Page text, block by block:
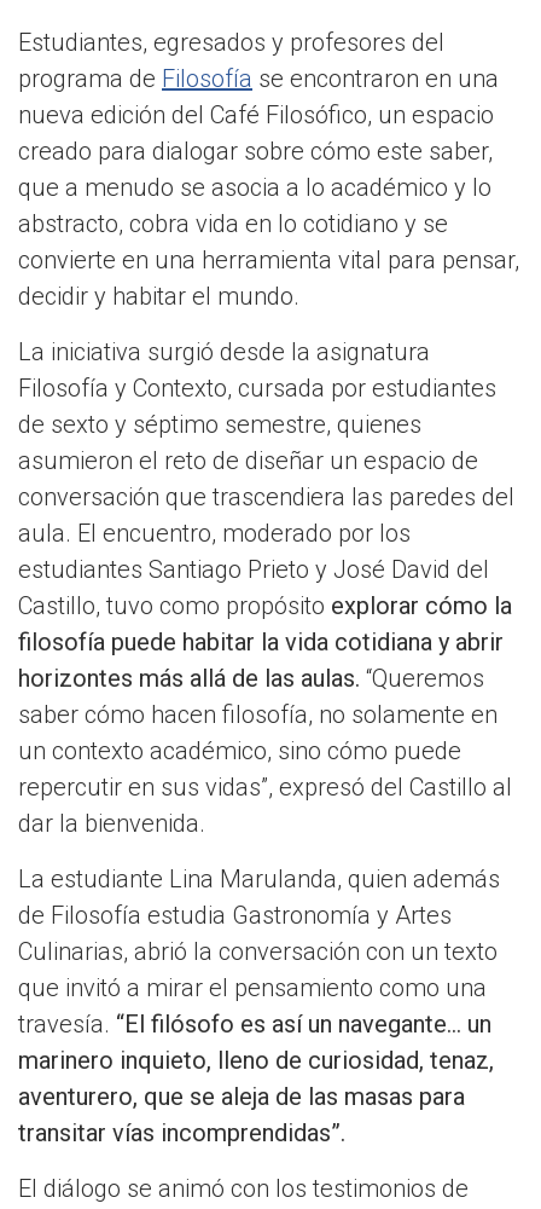
Estudiantes, egresados y profesores del
programa de Filosofía se encontraron en una
nueva edición del Café Filosófico, un espacio
creado para dialogar sobre cómo este saber,
que a menudo se asocia a lo académico y lo
abstracto, cobra vida en lo cotidiano y se
convierte en una herramienta vital para pensar,
decidir y habitar el mundo.
La iniciativa surgió desde la asignatura
Filosofía y Contexto, cursada por estudiantes
de sexto y séptimo semestre, quienes
asumieron el reto de diseñar un espacio de
conversación que trascendiera las paredes del
aula. El encuentro, moderado por los
estudiantes Santiago Prieto y José David del
Castillo, tuvo como propósito explorar cómo la
filosofía puede habitar la vida cotidiana y abrir
horizontes más allá de las aulas. “Queremos
saber cómo hacen filosofía, no solamente en
un contexto académico, sino cómo puede
repercutir en sus vidas”, expresó del Castillo al
dar la bienvenida.
La estudiante Lina Marulanda, quien además
de Filosofía estudia Gastronomía y Artes
Culinarias, abrió la conversación con un texto
que invitó a mirar el pensamiento como una
travesía. “El filósofo es así un navegante... un
marinero inquieto, lleno de curiosidad, tenaz,
aventurero, que se aleja de las masas para
transitar vías incomprendidas”.
El diálogo se animó con los testimonios de